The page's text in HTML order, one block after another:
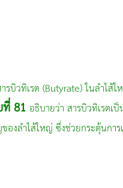
บิวทิเรต (Butyrate) ในลำไส้
81 อธิบายว่า สารบิวทิเรตเ
งลำไส้ใหญ่ ซึ่งช่วยกระตุ้นกา